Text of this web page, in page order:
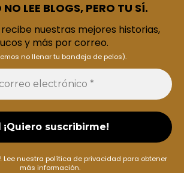
LEE BLOGS, PERO TU SÍ.
nuestras mejores historias,
y más por correo.
no llenar tu bandeja de pelos).
Lee nuestra política de privacidad para obtener
más información.